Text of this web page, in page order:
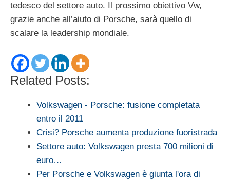
tedesco del settore auto. Il prossimo obiettivo Vw,
grazie anche all’aiuto di Porsche, sarà quello di
scalare la leadership mondiale.
Related Posts:
Volkswagen - Porsche: fusione completata
entro il 2011
Crisi? Porsche aumenta produzione fuoristrada
Settore auto: Volkswagen presta 700 milioni di
euro…
Per Porsche e Volkswagen è giunta l'ora di